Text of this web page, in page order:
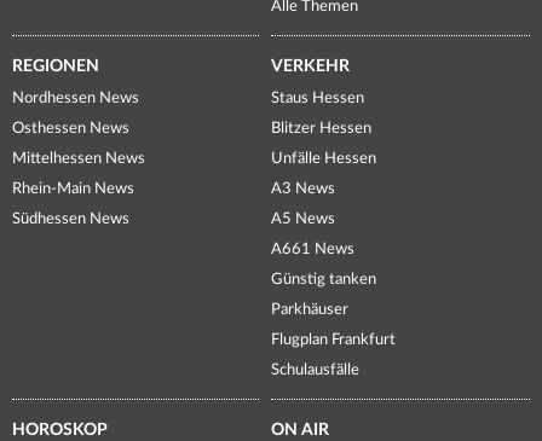
Alle Themen
REGIONEN
Nordhessen News
Osthessen News
Mittelhessen News
Rhein-Main News
Südhessen News
VERKEHR
Staus Hessen
Blitzer Hessen
Unfälle Hessen
A3 News
A5 News
A661 News
Günstig tanken
Parkhäuser
Flugplan Frankfurt
Schulausfälle
HOROSKOP ON AIR